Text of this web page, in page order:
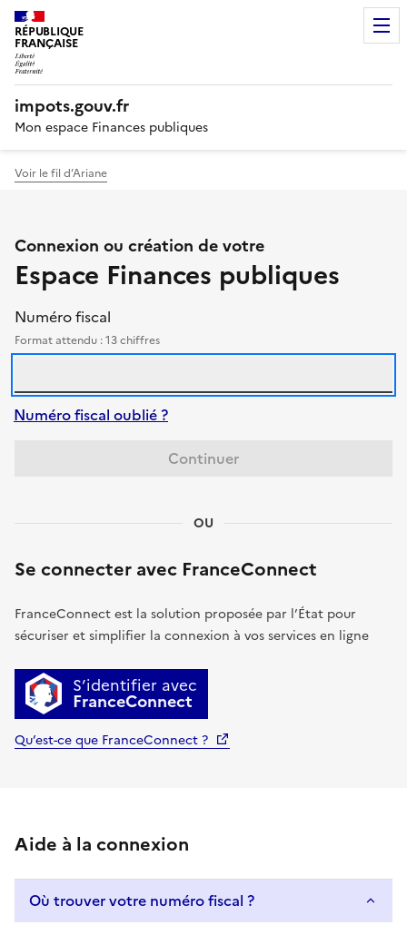
RÉPUBLIQUE
FRANÇAISE
impots.gouv.fr
Mon espace Finances publiques
Voir le fil d’Ariane
Connexion ou création de votre
Espace Finances publiques
Se connecter avec votre numéro
Numéro fiscal
Format attendu : 13 chiffres
Numéro fiscal oublié ?
Continuer
OU
Se connecter avec FranceConnect
FranceConnect est la solution proposée par l’État pour
sécuriser et simplifier la connexion à vos services en ligne
S’identifier avec
FranceConnect
Qu’est-ce que FranceConnect ?
Aide à la connexion
Où trouver votre numéro fiscal ?